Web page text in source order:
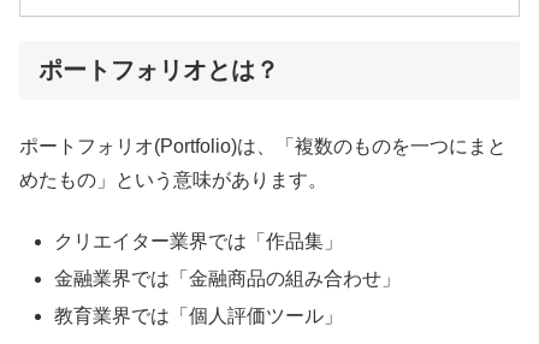
ポートフォリオとは？
ポートフォリオ(Portfolio)は、「複数のものを一つにまと
めたもの」という意味があります。
クリエイター業界では「作品集」
金融業界では「金融商品の組み合わせ」
教育業界では「個人評価ツール」